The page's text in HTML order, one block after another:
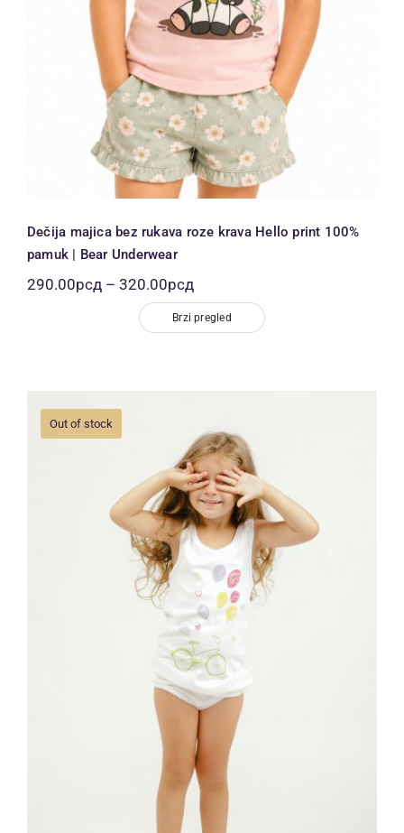
Dečija majica bez rukava roze krava Hello print 100%
pamuk | Bear Underwear
290.00рсд – 320.00рсдРаспон
цена:
од
290.00рсд
Brzi pregled
Out of stock
Dečija majica